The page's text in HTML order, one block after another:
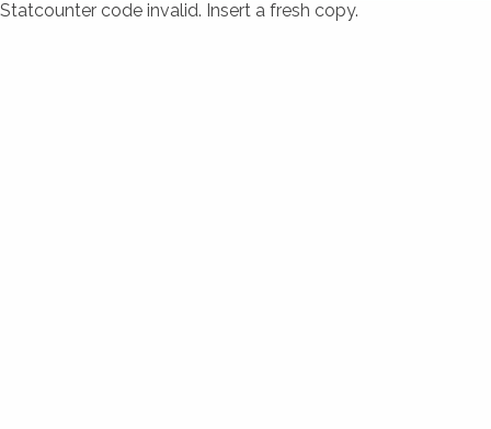
Statcounter code invalid. Insert a fresh copy.